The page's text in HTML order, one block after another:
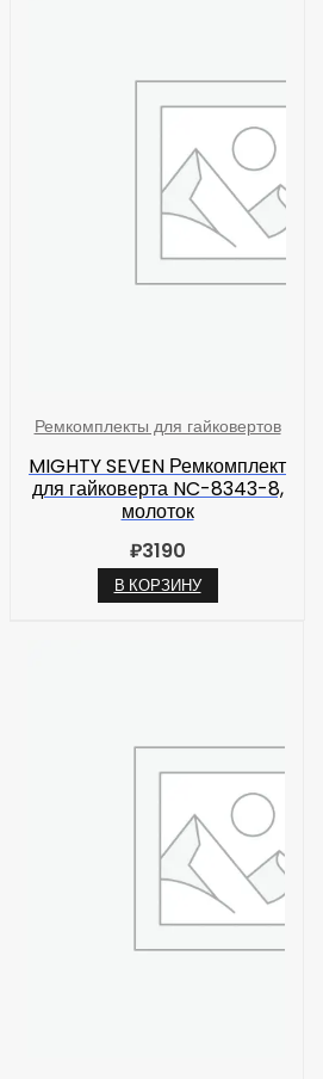
Ремкомплекты для гайковертов
MIGHTY SEVEN Ремкомплект
для гайковерта NC-8343-8,
молоток
₽3190
В КОРЗИНУ